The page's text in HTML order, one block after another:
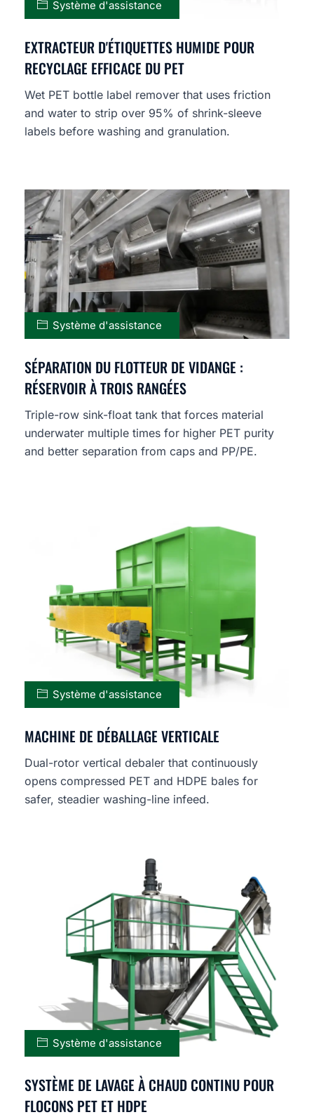
Système d'assistance
EXTRACTEUR D'ÉTIQUETTES HUMIDE POUR
RECYCLAGE EFFICACE DU PET
Wet PET bottle label remover that uses friction
and water to strip over 95% of shrink-sleeve
labels before washing and granulation.
Système d'assistance
SÉPARATION DU FLOTTEUR DE VIDANGE :
RÉSERVOIR À TROIS RANGÉES
Triple-row sink-float tank that forces material
underwater multiple times for higher PET purity
and better separation from caps and PP/PE.
Système d'assistance
MACHINE DE DÉBALLAGE VERTICALE
Dual-rotor vertical debaler that continuously
opens compressed PET and HDPE bales for
safer, steadier washing-line infeed.
Système d'assistance
SYSTÈME DE LAVAGE À CHAUD CONTINU POUR
FLOCONS PET ET HDPE